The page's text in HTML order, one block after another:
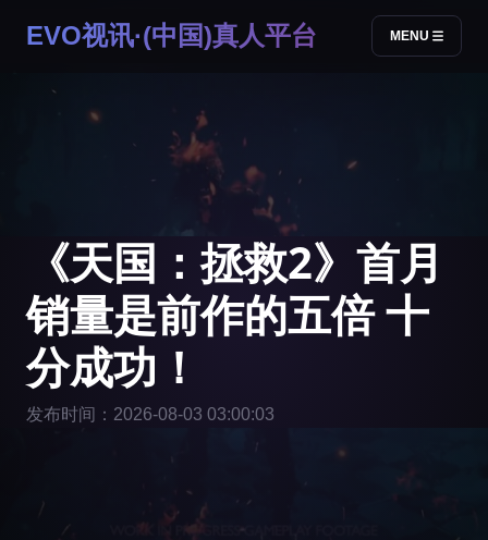
EVO视讯·(中国)真人平台 MENU
《天国：拯救2》首月
销量是前作的五倍 十
分成功！
发布时间：2026-08-03 03:00:03